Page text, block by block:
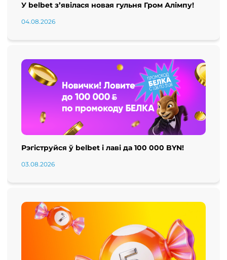
У belbet з’явілася новая гульня Гром Алімпу!
04.08.2026
Рэгіструйся ў belbet і лаві да 100 000 BYN!
03.08.2026